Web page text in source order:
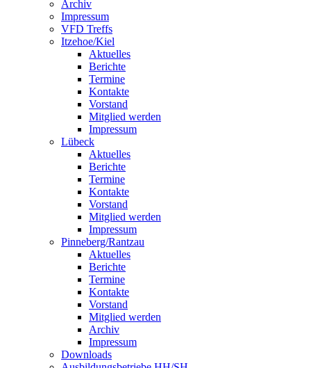
Archiv
Impressum
VFD Treffs
Itzehoe/Kiel
Aktuelles
Berichte
Termine
Kontakte
Vorstand
Mitglied werden
Impressum
Lübeck
Aktuelles
Berichte
Termine
Kontakte
Vorstand
Mitglied werden
Impressum
Pinneberg/Rantzau
Aktuelles
Berichte
Termine
Kontakte
Vorstand
Mitglied werden
Archiv
Impressum
Downloads